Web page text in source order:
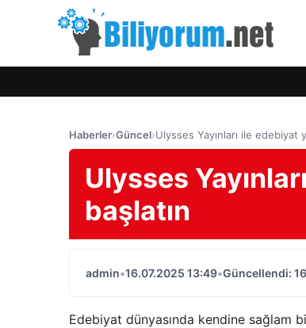
Haberler›Güncel›Ulysses Yayınları ile edebiyat
Ulysses
başlatın
admin•16.07.2025 13:49•Güncellendi:
Edebiyat dünyasında kendine sağlam